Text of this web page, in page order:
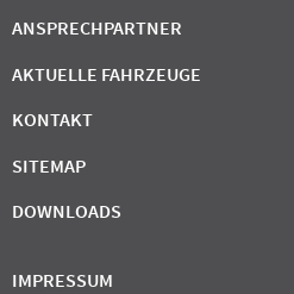
ANSPRECHPARTNER
AKTUELLE FAHRZEUGE
KONTAKT
SITEMAP
DOWNLOADS
IMPRESSUM